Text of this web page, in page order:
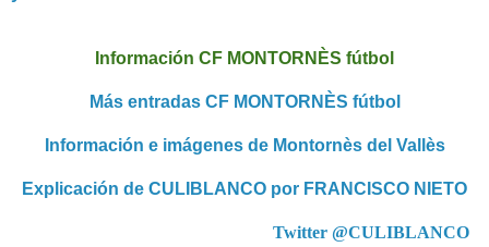
Información CF MONTORNÈS fútbol
Más entradas CF MONTORNÈS fútbol
Información e imágenes de Montornès del Vallès
Explicación de CULIBLANCO por FRANCISCO NIETO
Twitter @CULIBLANCO